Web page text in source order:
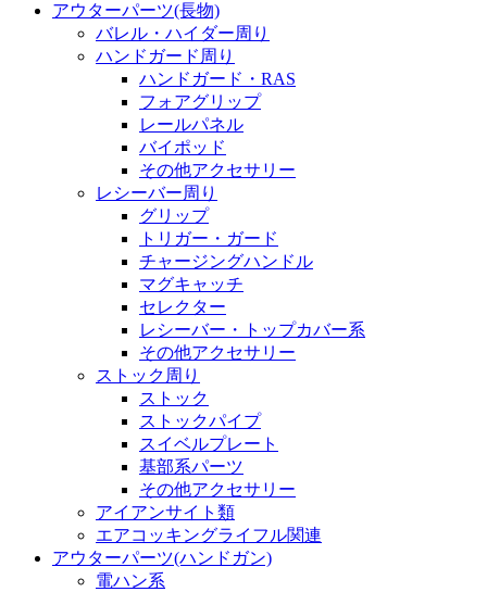
アウターパーツ(長物)
バレル・ハイダー周り
ハンドガード周り
ハンドガード・RAS
フォアグリップ
レールパネル
バイポッド
その他アクセサリー
レシーバー周り
グリップ
トリガー・ガード
チャージングハンドル
マグキャッチ
セレクター
レシーバー・トップカバー系
その他アクセサリー
ストック周り
ストック
ストックパイプ
スイベルプレート
基部系パーツ
その他アクセサリー
アイアンサイト類
エアコッキングライフル関連
アウターパーツ(ハンドガン)
電ハン系